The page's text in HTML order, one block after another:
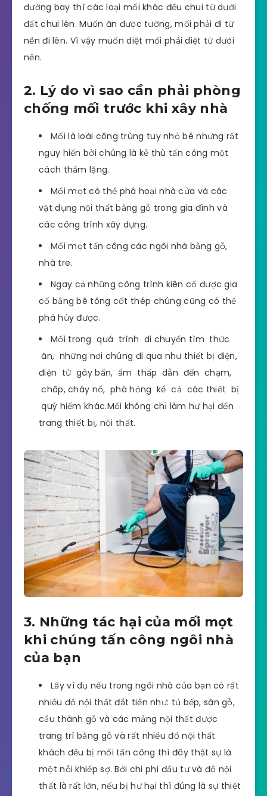
đường bay thì các loại mối khác đều chui từ dưới
đất chui lên. Muốn ăn được tường, mối phải đi từ
nền đi lên. Vì vậy muốn diệt mối phải diệt từ dưới
nền.
2. Lý do vì sao cần phải phòng
chống mối trước khi xây nhà
Mối là loài công trùng tuy nhỏ bé nhưng rất
nguy hiển bởi chúng là kẻ thù tấn công một
cách thầm lặng.
Mối mọt có thể phá hoại nhà cửa và các
vật dụng nội thất bằng gỗ trong gia đình và
các công trình xây dựng.
Mối mọt tấn công các ngôi nhà bằng gỗ,
nhà tre.
Ngay cả những công trình kiên cố được gia
cố bằng bê tông cốt thép chúng cũng có thể
phá hủy được.
Mối trong quá trình di chuyển tìm thức
ăn, những nơi chúng đi qua như thiết bị điện,
điện tử gây bẩn, ẩm thấp dẫn đến chạm,
châp, cháy nổ, phá hỏng kể cả các thiết bị
quý hiếm khác.Mối không chỉ làm hư hại đến
trang thiết bị, nội thất.
3. Những tác hại của mối mọt
khi chúng tấn công ngôi nhà
của bạn
Lấy ví dụ nếu trong ngôi nhà của bạn có rất
nhiều đồ nội thất đắt tiền như: tủ bếp, sàn gỗ,
cầu thành gỗ và các mảng nội thất được
trang trí bằng gỗ và rất nhiều đồ nội thất
khách đều bị mối tấn công thì đây thật sự là
một nỗi khiếp sợ. Bởi chi phí đầu tư và đồ nội
thất là rất lớn, nếu bị hư hại thì đúng là sự thiệt